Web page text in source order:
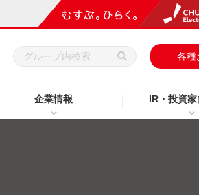
企業情報 IR・投資
各種